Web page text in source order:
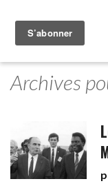
Archives